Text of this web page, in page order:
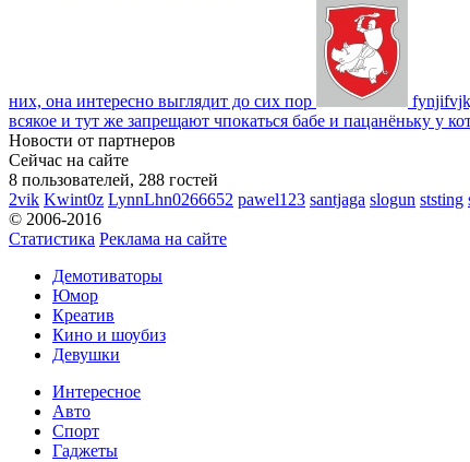
них, она интересно выглядит до сих пор
всякое и тут же запрещают чпокаться бабе и пацанёньку у
Новости от партнеров
Сейчас на сайте
8 пользователей, 288 гостей
2vik Kwint0z LynnLhn0266652 pawel123 santjaga slogun ststing
© 2006-2016
Статистика Реклама на сайте
Демотиваторы
Юмор
Креатив
Кино и шоубиз
Девушки
Интересное
Авто
Спорт
Гаджеты